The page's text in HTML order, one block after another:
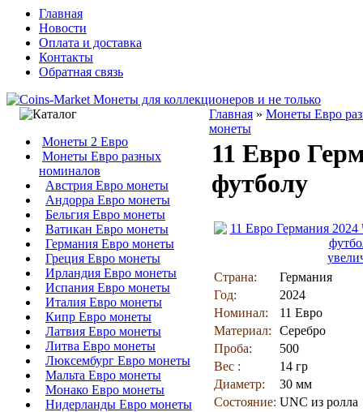
Главная
Новости
Оплата и доставка
Контакты
Обратная связь
Монеты 2 Евро
Монеты Евро разных
номиналов
Австрия Евро монеты
Андорра Евро монеты
Бельгия Евро монеты
Ватикан Евро монеты
Германия Евро монеты
Греция Евро монеты
Ирландия Евро монеты
Испания Евро монеты
Италия Евро монеты
Кипр Евро монеты
Латвия Евро монеты
Литва Евро монеты
Люксембург Евро монеты
Мальта Евро монеты
Монако Евро монеты
Нидерланды Евро монеты
Главная » Монеты Евро
монеты
11 Евро
футболу
Страна:
Германия
Год:
2024
Номинал:
11 Евро
Материал:
Серебро
Проба:
500
Вес :
14 гр
Диаметр:
30 мм
Состояние: UNC из ролла